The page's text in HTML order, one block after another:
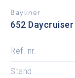
Bayliner
652 Daycruiser
Ref. nr.
Stand